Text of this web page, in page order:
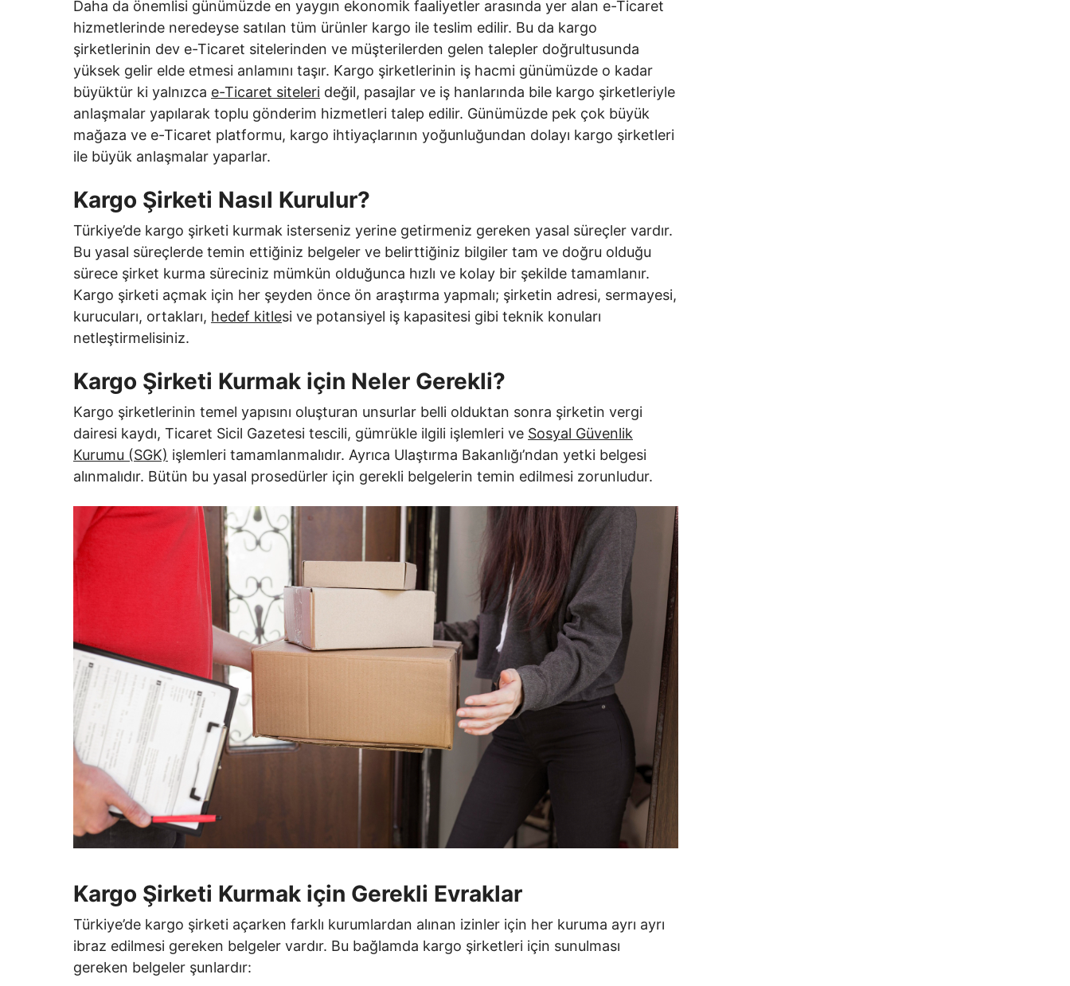
Daha da önemlisi günümüzde en yaygın ekonomik faaliyetler arasında yer alan e-Ticaret
hizmetlerinde neredeyse satılan tüm ürünler kargo ile teslim edilir. Bu da kargo
şirketlerinin dev e-Ticaret sitelerinden ve müşterilerden gelen talepler doğrultusunda
yüksek gelir elde etmesi anlamını taşır. Kargo şirketlerinin iş hacmi günümüzde o kadar
büyüktür ki yalnızca e-Ticaret siteleri değil, pasajlar ve iş hanlarında bile kargo şirketleriyle
anlaşmalar yapılarak toplu gönderim hizmetleri talep edilir. Günümüzde pek çok büyük
mağaza ve e-Ticaret platformu, kargo ihtiyaçlarının yoğunluğundan dolayı kargo şirketleri
ile büyük anlaşmalar yaparlar.
Kargo Şirketi Nasıl Kurulur?
Türkiye’de kargo şirketi kurmak isterseniz yerine getirmeniz gereken yasal süreçler vardır.
Bu yasal süreçlerde temin ettiğiniz belgeler ve belirttiğiniz bilgiler tam ve doğru olduğu
sürece şirket kurma süreciniz mümkün olduğunca hızlı ve kolay bir şekilde tamamlanır.
Kargo şirketi açmak için her şeyden önce ön araştırma yapmalı; şirketin adresi, sermayesi,
kurucuları, ortakları, hedef kitlesi ve potansiyel iş kapasitesi gibi teknik konuları
netleştirmelisiniz.
Kargo Şirketi Kurmak için Neler Gerekli?
Kargo şirketlerinin temel yapısını oluşturan unsurlar belli olduktan sonra şirketin vergi
dairesi kaydı, Ticaret Sicil Gazetesi tescili, gümrükle ilgili işlemleri ve Sosyal Güvenlik
Kurumu (SGK) işlemleri tamamlanmalıdır. Ayrıca Ulaştırma Bakanlığı’ndan yetki belgesi
alınmalıdır. Bütün bu yasal prosedürler için gerekli belgelerin temin edilmesi zorunludur.
Kargo Şirketi Kurmak için Gerekli Evraklar
Türkiye’de kargo şirketi açarken farklı kurumlardan alınan izinler için her kuruma ayrı ayrı
ibraz edilmesi gereken belgeler vardır. Bu bağlamda kargo şirketleri için sunulması
gereken belgeler şunlardır: